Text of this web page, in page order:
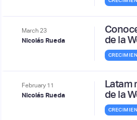
March 23
Nicolás Rueda
de la
February 11
Nicolás Rueda
Latam
de la